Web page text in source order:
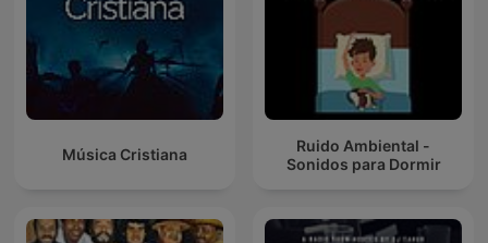
Música Cristiana
Ruido Ambiental -
Sonidos para Dormir